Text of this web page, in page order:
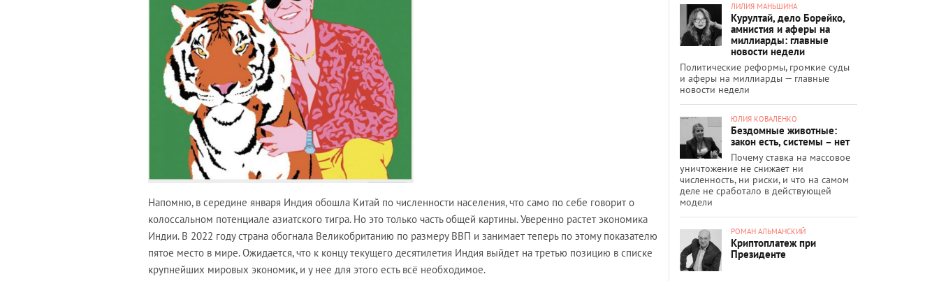
Напомню, в середине января Индия обошла Китай по численности населения, что само по себе говорит о
колоссальном потенциале азиатского тигра. Но это только часть общей картины. Уверенно растет экономика
Индии. В 2022 году страна обогнала Великобританию по размеру ВВП и занимает теперь по этому показателю
пятое место в мире. Ожидается, что к концу текущего десятилетия Индия выйдет на третью позицию в списке
крупнейших мировых экономик, и у нее для этого есть всё необходимое.
ЛИЛИЯ МАНЬШИНА
Курултай, дело Борейко,
амнистия и аферы на
миллиарды: главные
новости недели
Политические реформы, громкие суды
и аферы на миллиарды — главные
новости недели
ЮЛИЯ КОВАЛЕНКО
Бездомные животные:
закон есть, системы – нет
Почему ставка на массовое
уничтожение не снижает ни
численность, ни риски, и что на самом
деле не сработало в действующей
модели
РОМАН АЛЬМАНСКИЙ
Криптоплатеж при
Президенте